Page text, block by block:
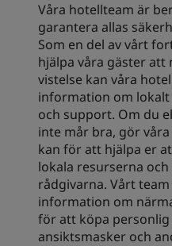
Våra hotellteam är
garantera allas
Som en del av vårt
hjälpa våra gäster att
vistelse kan våra
information om
och support. Om du
inte mår bra, gör
kan för att hjälpa er
lokala resurserna
rådgivarna. Vårt
information om
för att köpa
ansiktsmasker och